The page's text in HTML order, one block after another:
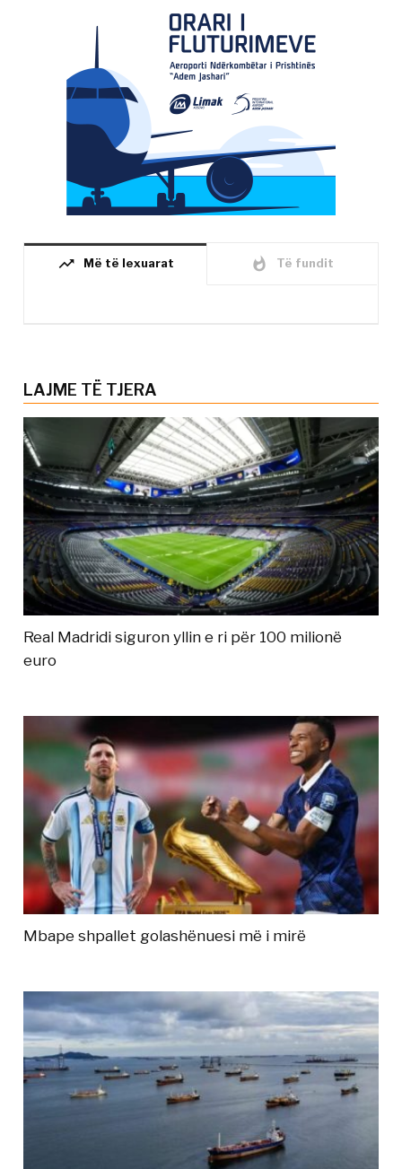
trending_up Më të lexuarat whatshot Të fundit
LAJME TË TJERA
Real Madridi siguron yllin e ri për 100 milionë
euro
Mbape shpallet golashënuesi më i mirë